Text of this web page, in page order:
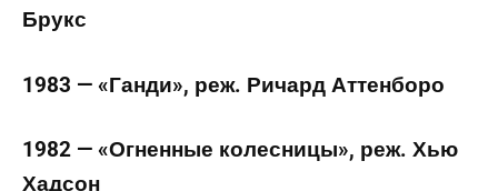
Брукс
1983 — «Ганди», реж. Ричард Аттенборо
1982 — «Огненные колесницы», реж. Хью
Хадсон